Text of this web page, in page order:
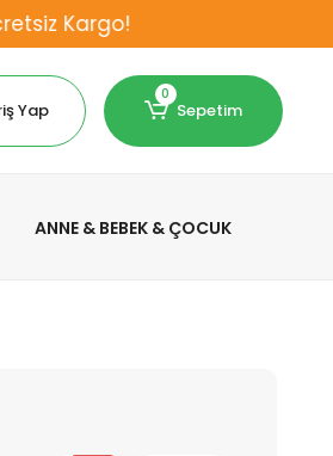
Kargo!
Yap
0
Sepetim
ANNE & BEBEK & ÇOCUK